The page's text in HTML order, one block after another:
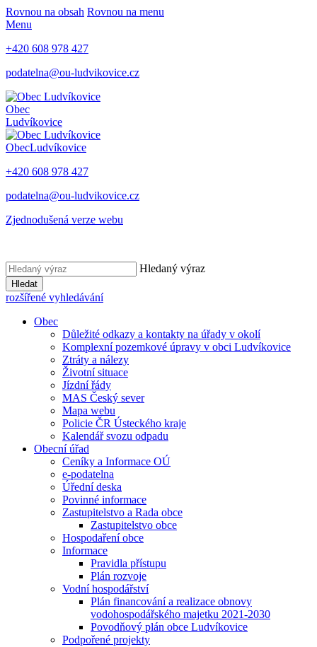
Rovnou na obsah Rovnou na menu
Menu
+420 608 978 427
podatelna@ou-ludvikovice.cz
Obec
Ludvíkovice
ObecLudvíkovice
+420 608 978 427
podatelna@ou-ludvikovice.cz
Zjednodušená verze webu
Hledaný výraz
Hledat
rozšířené vyhledávání
Obec
Důležité odkazy a kontakty na úřady v okolí
Komplexní pozemkové úpravy v obci Ludvíkovice
Ztráty a nálezy
Životní situace
Jízdní řády
MAS Český sever
Mapa webu
Policie ČR Ústeckého kraje
Kalendář svozu odpadu
Obecní úřad
Ceníky a Informace OÚ
e-podatelna
Úřední deska
Povinné informace
Zastupitelstvo a Rada obce
Zastupitelstvo obce
Hospodaření obce
Informace
Pravidla přístupu
Plán rozvoje
Vodní hospodářství
Plán financování a realizace obnovy
vodohospodářského majetku 2021-2030
Povodňový plán obce Ludvíkovice
Podpořené projekty